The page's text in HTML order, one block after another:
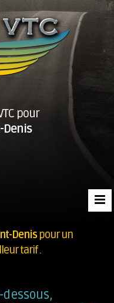
pour
Denis
Denis pour un
tarif .
dessous,